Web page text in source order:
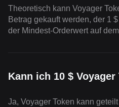
Theoretisch kann Voyager
Betrag gekauft werden, der 1
der Mindest-Orderwert auf
Kann ich 10 $
Ja, Voyager Token kann